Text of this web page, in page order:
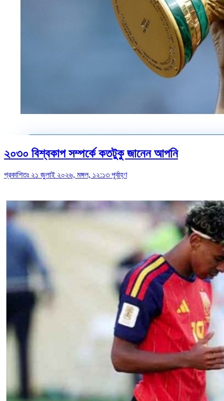
২০৩০ বিশ্বকাপ সম্পর্কে কতটুকু জানেন আপনি
প্রকাশিতঃ ২১ জুলাই ২০২৬, মঙ্গল, ১২:১৩ পূর্বাহ্ণ